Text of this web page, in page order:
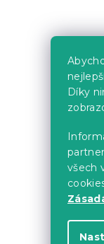
Díky
všech